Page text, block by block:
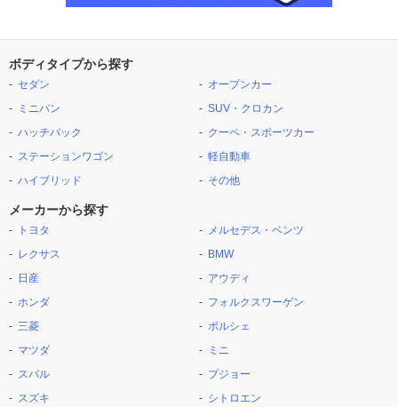
ボディタイプから探す
セダン
ミニバン
ハッチバック
ステーションワゴン
ハイブリッド
オープンカー
SUV・クロカン
クーペ・スポーツカー
軽自動車
その他
メーカーから探す
トヨタ
レクサス
日産
ホンダ
三菱
マツダ
スバル
スズキ
メルセデス・ベンツ
BMW
アウディ
フォルクスワーゲン
ポルシェ
ミニ
プジョー
シトロエン